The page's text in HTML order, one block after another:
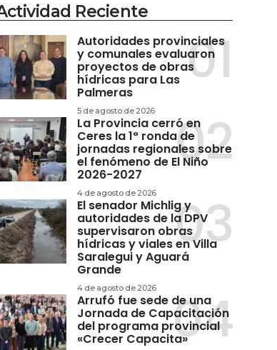
Reciente
Autoridades provinciales
y comunales evaluaron
proyectos de obras
hídricas para Las
Palmeras
5 de agosto de 2026
La Provincia cerró en
Ceres la 1° ronda de
jornadas regionales sobre
el fenómeno de El Niño
2026-2027
4 de agosto de 2026
El senador Michlig y
autoridades de la DPV
supervisaron obras
hídricas y viales en Villa
Saralegui y Aguará
Grande
4 de agosto de 2026
Arrufó fue sede de una
Jornada de Capacitación
del programa provincial
«Crecer Capacita»